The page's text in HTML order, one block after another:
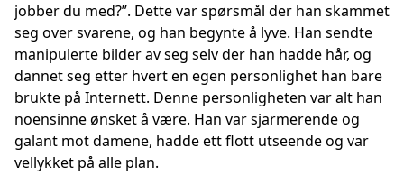
jobber du med?”. Dette var spørsmål der han skammet
seg over svarene, og han begynte å lyve. Han sendte
manipulerte bilder av seg selv der han hadde hår, og
dannet seg etter hvert en egen personlighet han bare
brukte på Internett. Denne personligheten var alt han
noensinne ønsket å være. Han var sjarmerende og
galant mot damene, hadde ett flott utseende og var
vellykket på alle plan.